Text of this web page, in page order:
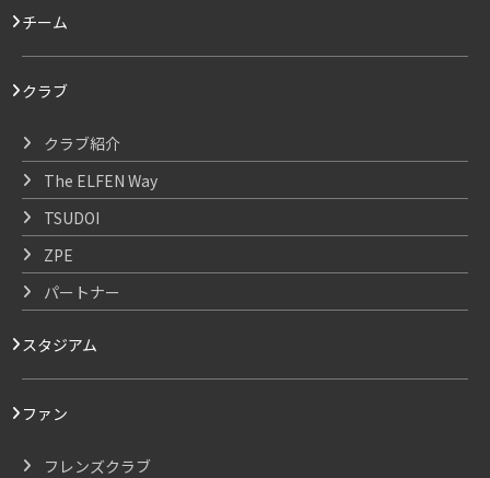
チーム
クラブ
クラブ紹介
The ELFEN Way
TSUDOI
ZPE
パートナー
スタジアム
ファン
フレンズクラブ